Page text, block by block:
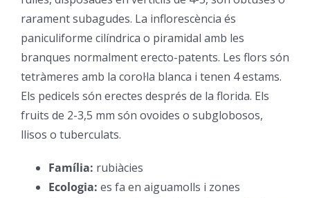
rarament subagudes. La inflorescència és
paniculiforme cilíndrica o piramidal amb les
branques normalment erecto-patents. Les flors són
tetràmeres amb la corol·la blanca i tenen 4 estams.
Els pedicels són erectes després de la florida. Els
fruits de 2-3,5 mm són ovoides o subglobosos,
llisos o tuberculats.
Família: rubiàcies
Ecologia: es fa en aiguamolls i zones